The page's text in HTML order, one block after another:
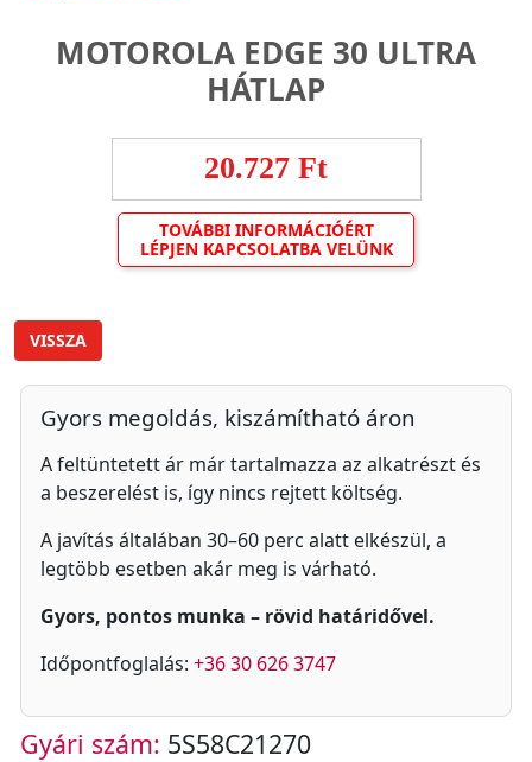
MOTOROLA EDGE 30 ULTRA
HÁTLAP
20.727 Ft
TOVÁBBI INFORMÁCIÓÉRT
LÉPJEN KAPCSOLATBA VELÜNK
VISSZA
Gyors megoldás, kiszámítható áron
A feltüntetett ár már tartalmazza az alkatrészt és
a beszerelést is, így nincs rejtett költség.
A javítás általában 30–60 perc alatt elkészül, a
legtöbb esetben akár meg is várható.
Gyors, pontos munka – rövid határidővel.
Időpontfoglalás: +36 30 626 3747
Gyári szám: 5S58C21270